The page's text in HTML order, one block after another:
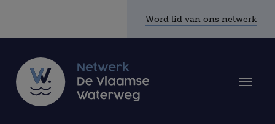
Word lid van ons netwerk
Toggle